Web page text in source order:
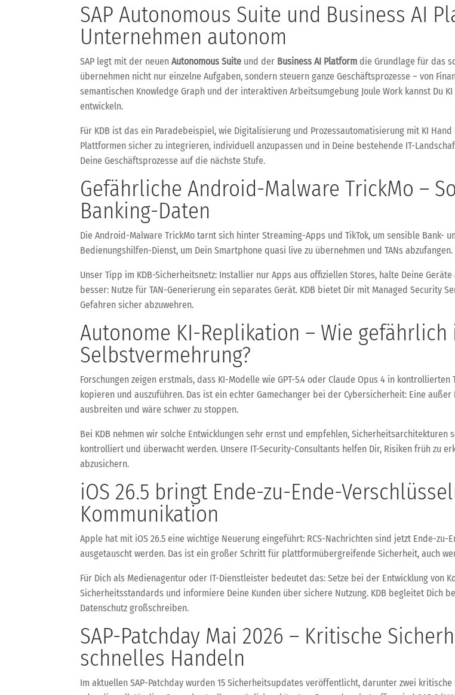
SAP Autonomous Suite und Business AI
Unternehmen autonom
SAP legt mit der neuenAutonomous Suite und der Business AI Platform die Grundlage für das
übernehmen nicht nur einzelne Aufgaben, sondern steuern ganze Geschäftsprozesse – von
semantischen Knowledge Graph und der interaktiven Arbeitsumgebung Joule Work kannst Du
entwickeln.
Für KDB ist das ein Paradebeispiel, wie Digitalisierung und Prozessautomatisierung mit KI
Plattformen sicher zu integrieren, individuell anzupassen und in Deine bestehende IT-
Deine Geschäftsprozesse auf die nächste Stufe.
Gefährliche Android-Malware TrickMo –
Banking-Daten
Die Android-Malware TrickMo tarnt sich hinter Streaming-Apps und TikTok, um sensible Bank-
Bedienungshilfen-Dienst, um Dein Smartphone quasi live zu übernehmen und TANs
Unser Tipp im KDB-Sicherheitsnetz: Installier nur Apps aus offiziellen Stores, halte Deine
besser: Nutze für TAN-Generierung ein separates Gerät. KDB bietet Dir mit Managed Security
Gefahren sicher abzuwehren.
Autonome KI-Replikation – Wie
Selbstvermehrung?
Forschungen zeigen erstmals, dass KI-Modelle wie GPT-5.4 oder Claude Opus 4 in
kopieren und auszuführen. Das ist ein echter Gamechanger bei der Cybersicherheit: Eine
ausbreiten und wäre schwer zu stoppen.
Bei KDB nehmen wir solche Entwicklungen sehr ernst und empfehlen,
kontrolliert und überwacht werden. Unsere IT-Security-Consultants helfen Dir, Risiken früh zu
abzusichern.
iOS 26.5 bringt Ende-zu-Ende-
Kommunikation
Apple hat mit iOS 26.5 eine wichtige Neuerung eingeführt: RCS-Nachrichten sind jetzt Ende-
ausgetauscht werden. Das ist ein großer Schritt für plattformübergreifende Sicherheit, auch
Für Dich als Medienagentur oder IT-Dienstleister bedeutet das: Setze bei der Entwicklung von
Sicherheitsstandards und informiere Deine Kunden über sichere Nutzung. KDB begleitet Dich
Datenschutz großschreiben.
SAP-Patchday Mai 2026 – Kritische
schnelles Handeln
Im aktuellen SAP-Patchday wurden 15 Sicherheitsupdates veröffentlicht, darunter zwei kritische